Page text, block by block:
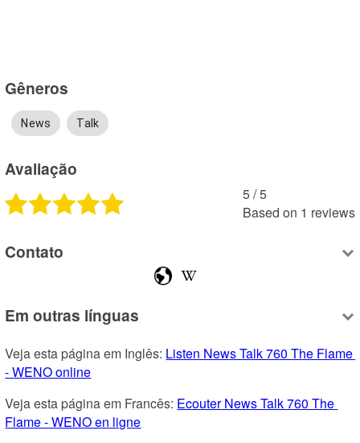
Gêneros
News Talk
Avaliação
5 /5
Based on 1 reviews
Contato
Em outras línguas
Veja esta página em Inglês: Listen News Talk 760 The Flame
- WENO online
Veja esta página em Francês: Ecouter News Talk 760 The
Flame - WENO en ligne